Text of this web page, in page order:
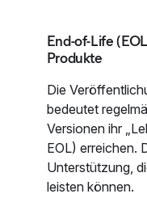
End-of-Life
Produkte
Die
bedeutet
Versionen ihr
EOL) erreichen.
Unterstützung,
leisten können.